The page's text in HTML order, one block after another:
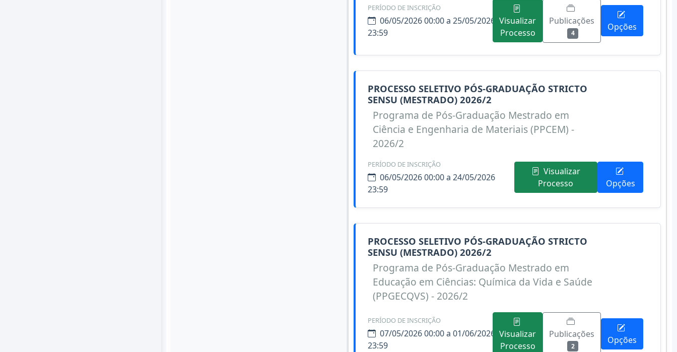
PERÍODO DE INSCRIÇÃO
06/05/2026 00:00 a 25/05/2026
23:59
Visualizar
Processo
Publicações
4
Opções
PROCESSO SELETIVO PÓS-GRADUAÇÃO STRICTO
SENSU (MESTRADO) 2026/2
Programa de Pós-Graduação Mestrado em
Ciência e Engenharia de Materiais (PPCEM) -
2026/2
PERÍODO DE INSCRIÇÃO
06/05/2026 00:00 a 24/05/2026
23:59
Visualizar
Processo
Opções
PROCESSO SELETIVO PÓS-GRADUAÇÃO STRICTO
SENSU (MESTRADO) 2026/2
Programa de Pós-Graduação Mestrado em
Educação em Ciências: Química da Vida e Saúde
(PPGECQVS) - 2026/2
PERÍODO DE INSCRIÇÃO
07/05/2026 00:00 a 01/06/2026
23:59
Visualizar
Processo
Publicações
2
Opções